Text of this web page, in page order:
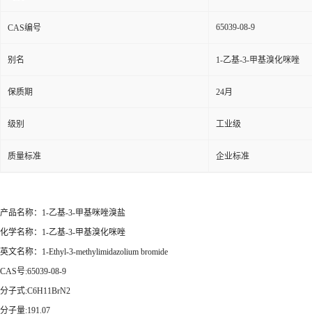
CAS编号 65039-08-9
别名 1-乙基-3-甲基溴化咪唑
保质期 24月
级别 工业级
质量标准 企业标准
产品名称：1-乙基-3-甲基咪唑溴盐
化学名称：1-乙基-3-甲基溴化咪唑
英文名称：1-Ethyl-3-methylimidazolium bromide
CAS号:65039-08-9
分子式:C6H11BrN2
分子量:191.07